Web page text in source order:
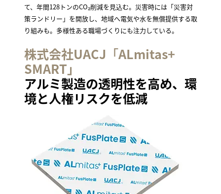
て、年間128トンのCO₂削減を見込む。災害時には「災害対
策ランドリー」を開放し、地域へ電気や水を無償提供する取
り組みも。多様性ある職場づくりにも注力している。
株式会社UACJ 「ALmitas+
SMART」
アルミ製造の透明性を高め、環
境と人権リスクを低減